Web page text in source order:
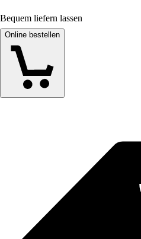
Bequem liefern lassen
Online bestellen